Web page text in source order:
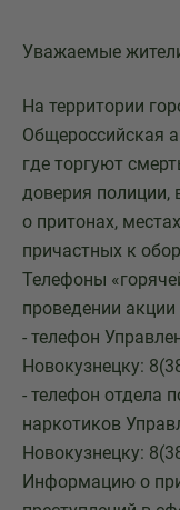
Уважаемые
На территории
Общероссийская
где торгуют
доверия
о притонах,
причастных к
Телефоны
проведении
- телефон
Новокузнецку:
- телефон отдела
наркотиков
Новокузнецку:
Информацию о